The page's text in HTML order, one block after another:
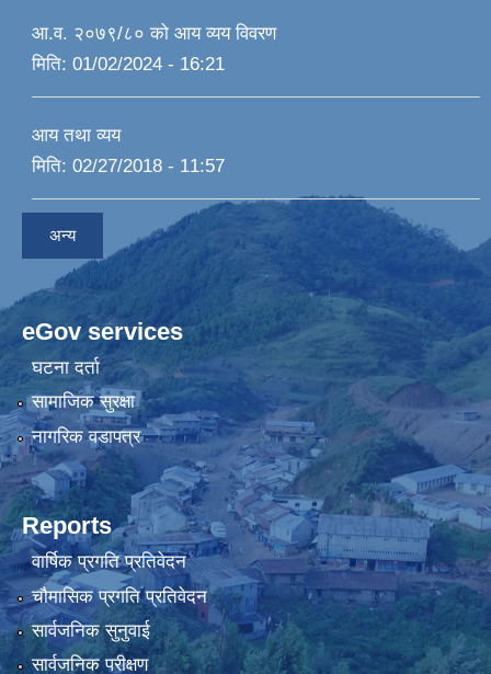
आ.व. २०७९/८० को आय व्यय विवरण
मिति: 01/02/2024 - 16:21
आय तथा व्यय
मिति: 02/27/2018 - 11:57
अन्य
eGov services
घटना दर्ता
सामाजिक सुरक्षा
नागरिक वडापत्र
Reports
वार्षिक प्रगति प्रतिवेदन
चौमासिक प्रगति प्रतिवेदन
सार्वजनिक सुनुवाई
सार्वजनिक परीक्षण